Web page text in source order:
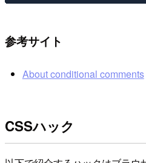
参考サイト
About conditional comments
CSSハック